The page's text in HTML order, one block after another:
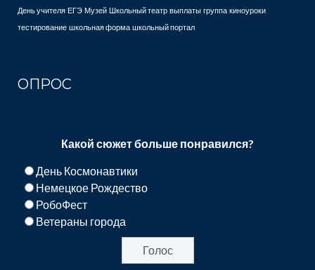
День учителя ЕГЭ Музей Школьный театр выплаты группа киноуроки
тестирование школьная форма школьный портал
ОПРОС
Какой сюжет больше понравился?
День Космонавтики
Немецкое Рождество
РобоФест
Ветераны города